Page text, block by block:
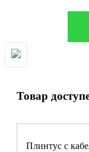
Товар
Плинтус с